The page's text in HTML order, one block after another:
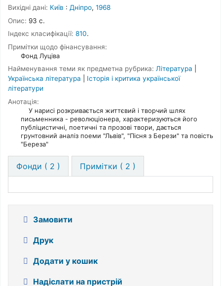
Вихідні дані: Київ : Дніпро, 1968
Опис: 93 с.
Індекс класифікації: 810.
Примітки щодо фінансування:
Фонд Луціва
Найменування теми як предметна рубрика: Література
Українська література
Історія і критика української
літератури
Анотація:
У нарисі розкривається життєвий і творчий шлях
письменника - революціонера, характеризуються його
публіцистичні, поетичні та прозові твори, дається
грунтовний аналіз поеми "Львів", "Пісня з Берези" та повість
"Береза"
Фонди ( 2 ) Примітки ( 2 )
Замовити
Друк
Додати у кошик
Надіслати на пристрій